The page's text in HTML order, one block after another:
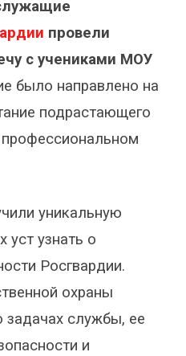
провели
с учениками МОУ
было направлено на
подрастающего
уникальную
уст узнать о
Росгвардии.
охраны
задачах службы, ее
и